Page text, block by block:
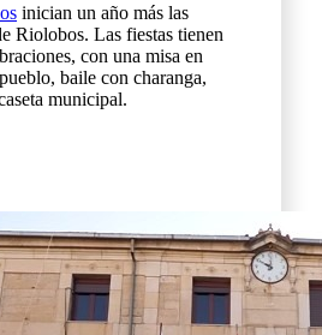
inician un año más las
Riolobos. Las fiestas tienen
con una misa en
baile con charanga,
municipal.